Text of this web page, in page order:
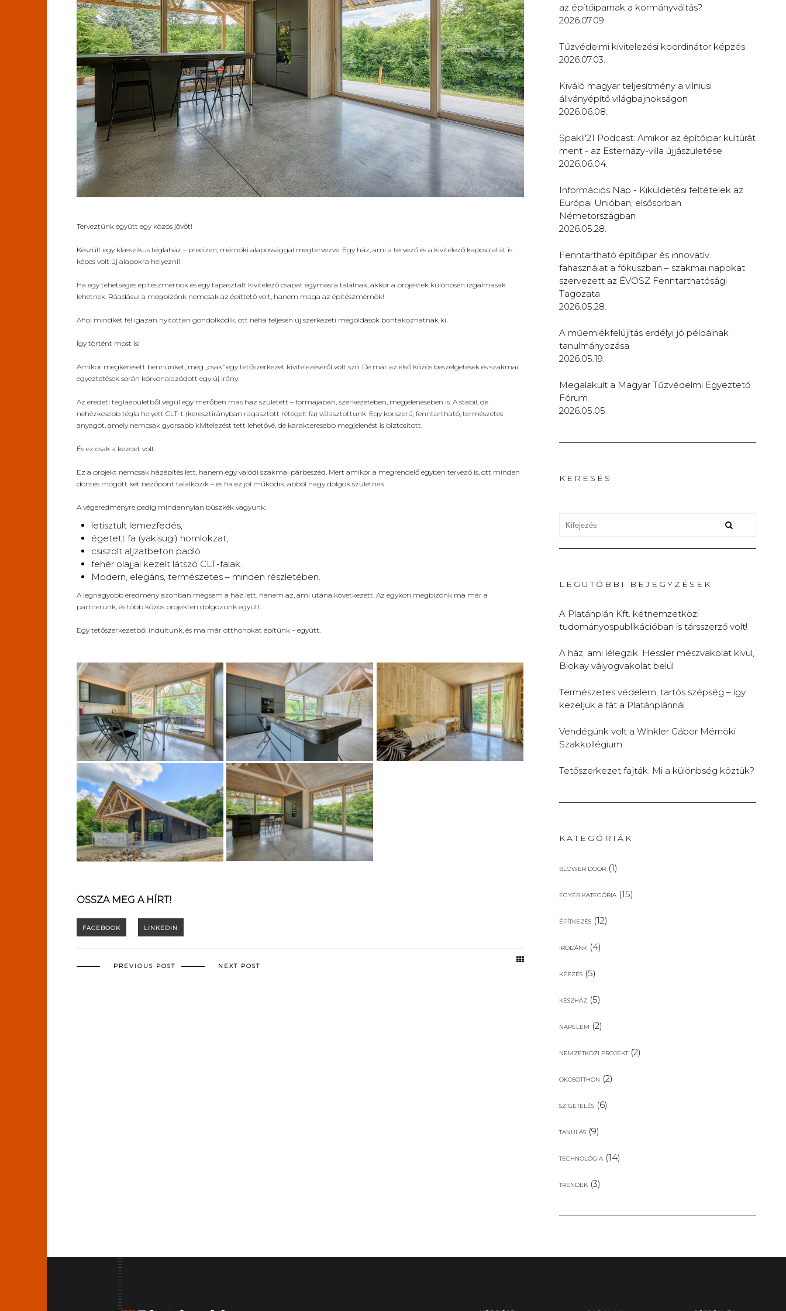
Terveztünk együtt egy közös jövőt!
Készült egy klasszikus téglaház – precízen, mérnöki alapossággal megtervezve. Egy ház, ami a tervező és a kivitelező kapcsolatát is
képes volt új alapokra helyezni!
Ha egy tehetséges építészmérnök és egy tapasztalt kivitelező csapat egymásra találnak, akkor a projektek különösen izgalmasak
lehetnek. Ráadásul a megbízónk nemcsak az építtető volt, hanem maga az építészmérnök!
Ahol mindkét fél igazán nyitottan gondolkodik, ott néha teljesen új szerkezeti megoldások bontakozhatnak ki.
Így történt most is!
Amikor megkeresett bennünket, még „csak” egy tetőszerkezet kivitelezéséről volt szó. De már az első közös beszélgetések és szakmai
egyeztetések során körvonalazódott egy új irány.
Az eredeti téglaépületből végül egy merőben más ház született – formájában, szerkezetében, megjelenésében is. A stabil, de
nehézkesebb tégla helyett CLT-t (keresztirányban ragasztott rétegelt fa) választottunk. Egy korszerű, fenntartható, természetes
anyagot, amely nemcsak gyorsabb kivitelezést tett lehetővé, de karakteresebb megjelenést is biztosított.
És ez csak a kezdet volt.
Ez a projekt nemcsak házépítés lett, hanem egy valódi szakmai párbeszéd. Mert amikor a megrendelő egyben tervező is, ott minden
döntés mögött két nézőpont találkozik – és ha ez jól működik, abból nagy dolgok születnek.
A végeredményre pedig mindannyian büszkék vagyunk:
letisztult lemezfedés,
égetett fa (yakisugi) homlokzat,
csiszolt aljzatbeton padló
fehér olajjal kezelt látszó CLT-falak.
Modern, elegáns, természetes – minden részletében.
A legnagyobb eredmény azonban mégsem a ház lett, hanem az, ami utána következett. Az egykori megbízónk ma már a
partnerünk, és több közös projekten dolgozunk együtt.
Egy tetőszerkezetből indultunk, és ma már otthonokat építünk – együtt.
OSSZA MEG A HÍRT!
PREVIOUS POST NEXT POST
az építőiparnak a kormányváltás?
2026.07.09.
Tűzvédelmi kivitelezési koordinátor képzés
2026.07.03.
Kiváló magyar teljesítmény a vilniusi
állványépítő világbajnokságon
2026.06.08.
Spakli'21 Podcast: Amikor az építőipar kultúrát
ment - az Esterházy-villa újjászületése
2026.06.04.
Információs Nap - Kiküldetési feltételek az
Európai Unióban, elsősorban
Németországban
2026.05.28.
Fenntartható építőipar és innovatív
fahasználat a fókuszban – szakmai napokat
szervezett az ÉVOSZ Fenntarthatósági
Tagozata
2026.05.28.
A műemlékfelújítás erdélyi jó példáinak
tanulmányozása
2026.05.19.
Megalakult a Magyar Tűzvédelmi Egyeztető
Fórum
2026.05.05.
KERESÉS
LEGUTÓBBI BEJEGYZÉSEK
A Platánplán Kft. kétnemzetközi
tudományospublikációban is társszerző volt!
A ház, ami lélegzik. Hessler mészvakolat kívül,
Biokay vályogvakolat belül
Természetes védelem, tartós szépség – így
kezeljük a fát a Platánplánnál
Vendégünk volt a Winkler Gábor Mérnöki
Szakkollégium
Tetőszerkezet fajták. Mi a különbség köztük?
KATEGÓRIÁK
BLOWER DOOR(1)
EGYÉB KATEGÓRIA(15)
ÉPÍTKEZÉS(12)
IRODÁNK(4)
KÉPZÉS(5)
KÉSZHÁZ(5)
NAPELEM (2)
NEMZETKÖZI PROJEKT(2)
OKOSOTTHON (2)
SZIGETELÉS(6)
TANULÁS(9)
TECHNOLÓGIA(14)
TRENDEK(3)